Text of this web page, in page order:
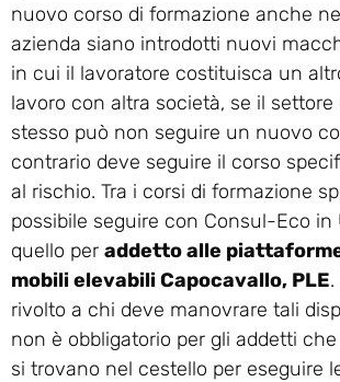
nuovo corso di formazione anche
azienda siano introdotti nuovi
in cui il lavoratore costituisca un
lavoro con altra società, se il settore
stesso può non seguire un nuovo
contrario deve seguire il corso
al rischio. Tra i corsi di formazione
possibile seguire con Consul-Eco in
quello per addetto alle
mobili elevabili Capocavallo, PLE
rivolto a chi deve manovrare tali
non è obbligatorio per gli addetti
si trovano nel cestello per eseguire